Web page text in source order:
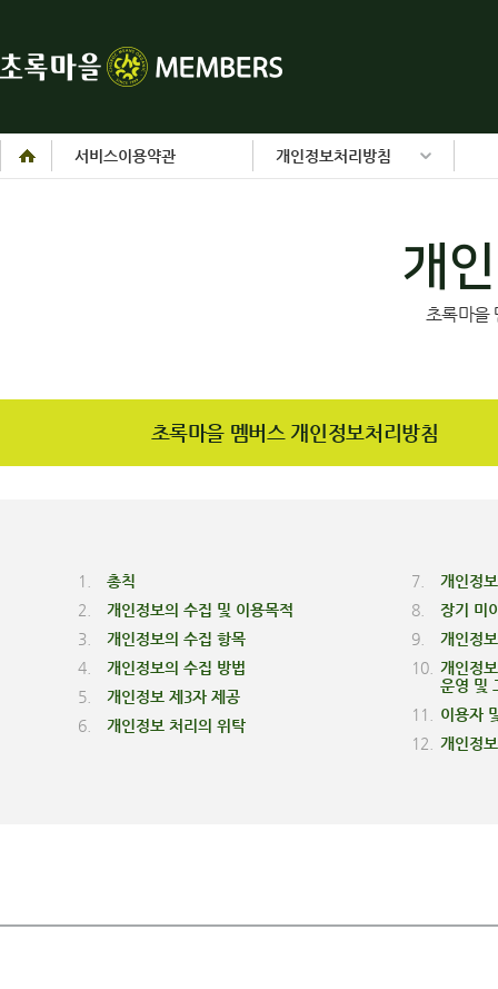
서비스이용약관 개인정보처리방침
개
초록마을
초록마을 멤버스 개인정보처리방침
1.
총칙
2.
개인정보의 수집 및 이용목적
3.
개인정보의 수집 항목
4.
개인정보의 수집 방법
5.
개인정보 제3자 제공
6.
개인정보 처리의 위탁
7.
개인정
8.
장기 미
9.
개인정
10.
개인정
운영 및
11.
이용자
12.
개인정